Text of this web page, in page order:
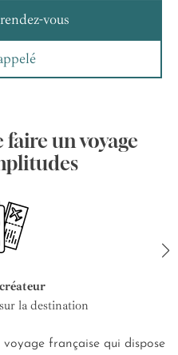
vous
faire un voyage
la destination
française qui dispose